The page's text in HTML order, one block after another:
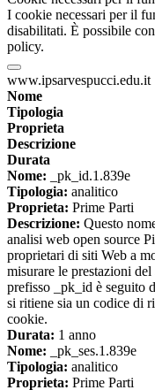
I cookie necessari per il
disabilitati. È possibile
policy.
www.ipsarvespucci.edu.it
Nome
Tipologia
Proprieta
Descrizione
Durata
Nome: _pk_id.1.839e
Tipologia: analitico
Proprieta: Prime Parti
Descrizione: Questo
analisi web open source
proprietari di siti Web a
misurare le prestazioni
prefisso _pk_id è seguito
si ritiene sia un codice di
cookie.
Durata: 1 anno
Nome: _pk_ses.1.839e
Tipologia: analitico
Proprieta: Prime Parti